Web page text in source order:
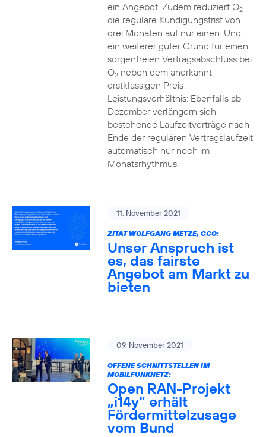
ein Angebot. Zudem reduziert O2
die reguläre Kündigungsfrist von
drei Monaten auf nur einen. Und
ein weiterer guter Grund für einen
sorgenfreien Vertragsabschluss bei
O2neben dem anerkannt
erstklassigen Preis-
Leistungsverhältnis: Ebenfalls ab
Dezember verlängern sich
bestehende Laufzeitverträge nach
Ende der regulären Vertragslaufzeit
automatisch nur noch im
Monatsrhythmus.
11. November 2021
ZITAT WOLFGANG METZE, CCO:
Unser Anspruch ist
es, das fairste
Angebot am Markt zu
bieten
09. November 2021
OFFENE SCHNITTSTELLEN IM
MOBILFUNKNETZ:
Open RAN-Projekt
„i14y“ erhält
Fördermittelzusage
vom Bund